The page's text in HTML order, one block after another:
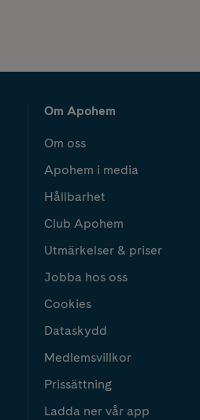
Om Apohem
Om oss
Apohem i media
Hållbarhet
Club Apohem
Utmärkelser & priser
Jobba hos oss
Cookies
Dataskydd
Medlemsvillkor
Prissättning
Ladda ner vår app